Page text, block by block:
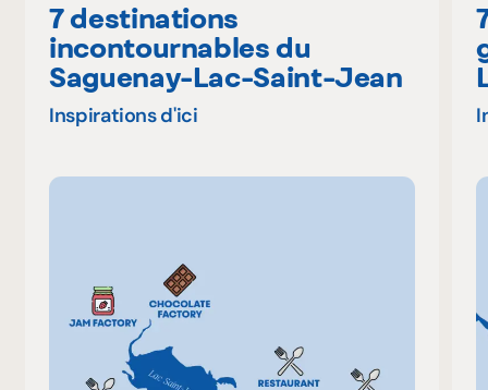
7 destinations
incontournables du
Saguenay-Lac-Saint-Jean
Inspirations d'ici